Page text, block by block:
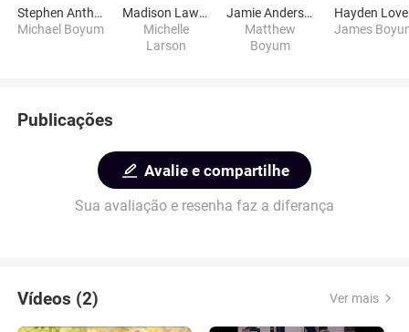
Stephen Anthony Bailey
Michael Boyum
Madison Lawlor
Michelle
Larson
Jamie Anderson
Matthew
Boyum
Hayden
James
Publicações
Avalie e compartilhe
Sua avaliação e resenha faz a diferança
Vídeos (2) Ver mais